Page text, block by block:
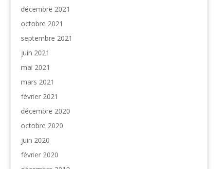
décembre 2021
octobre 2021
septembre 2021
juin 2021
mai 2021
mars 2021
février 2021
décembre 2020
octobre 2020
juin 2020
février 2020